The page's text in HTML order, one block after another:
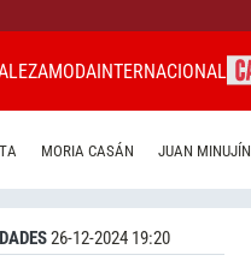
MODAINTERNACIONAL
MORIA CASÁN JUAN MINUJÍN
26-12-2024 19:20